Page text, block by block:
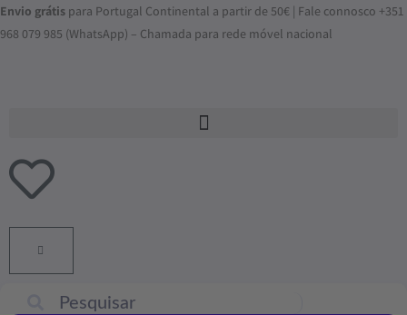
Skip
to
Envio grátis para Portugal Continental a partir de 50€ | Fale connosco +351
968 079 985 (WhatsApp) – Chamada para rede móvel nacional
ADICIONAR
CARRINHO